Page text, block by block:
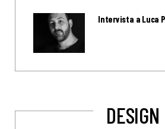
Intervista a Luca
DESIGN